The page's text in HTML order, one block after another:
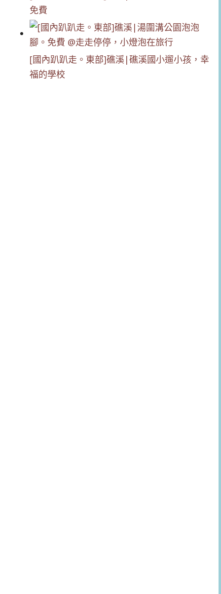
免費
[國內趴趴走。東部]礁溪|礁溪國小遛小孩，幸
福的學校